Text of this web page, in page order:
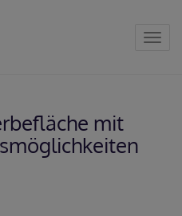
mit